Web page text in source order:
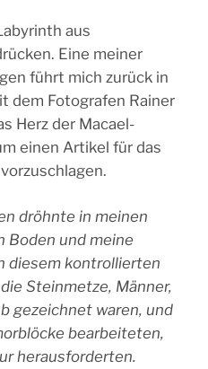
aus
Eine meiner
führt mich zurück in
dem Fotografen Rainer
Herz der Macael-
einen Artikel für das
dröhnte in meinen
Boden und meine
diesem kontrollierten
Steinmetze, Männer,
gezeichnet waren, und
bearbeiteten,
herausforderten.